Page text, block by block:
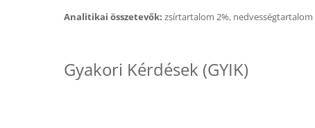
Analitikai összetevők: zsírtartalom 2%,
Gyakori Kérdések (GYIK)